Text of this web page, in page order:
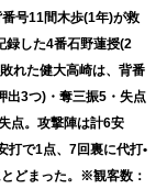
号11間木歩(1年)が救
録した4番石野蓮授(2
れた健大高崎は、背番
出3つ)・奪三振5・失点
点。攻撃陣は計6安
打で1点、7回裏に代打•
どまった。※観客数：